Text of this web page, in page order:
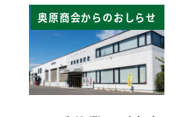
奥原商会からのおしらせ